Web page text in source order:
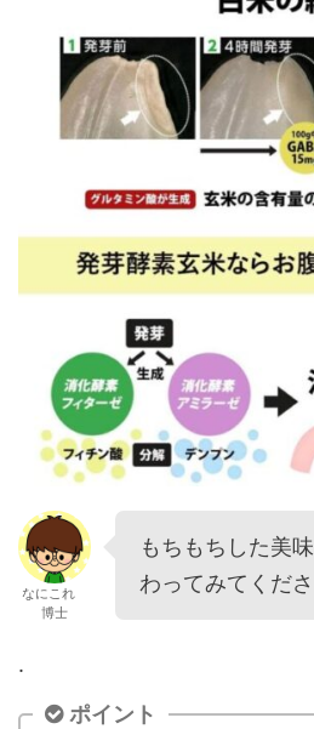
なにこれ
博士
もちもちした美
わってみてくださ
.
ポイント